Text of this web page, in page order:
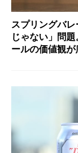
スプリングバ
じゃない」問
ールの価値観が